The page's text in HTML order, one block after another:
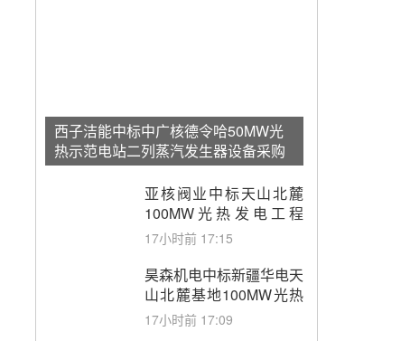
西子洁能中标中广核德令哈50MW光
热示范电站二列蒸汽发生器设备采购
亚核阀业中标天山北麓
100MW光热发电工程
EPC总承包项目熔盐截
购
17小时前 17:15
昊森机电中标新疆华电天
山北麓基地100MW光热
发电工程EPC总承包项
17小时前 17:09